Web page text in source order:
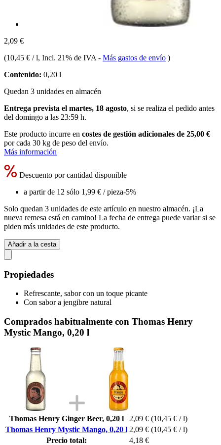
2,09 €
(10,45 € / l, Incl. 21% de IVA - Más gastos de envío )
Contenido: 0,20 l
Quedan 3 unidades en almacén
Entrega prevista el martes, 18 agosto, si se realiza el pedido antes
del domingo a las 23:59 h.
Este producto incurre en costes de gestión adicionales de 25,00 €
por cada 30 kg de peso del envío.
Más información
Descuento por cantidad disponible
a partir de 12 sólo 1,99 € / pieza-5%
Solo quedan 3 unidades de este artículo en nuestro almacén. ¡La
nueva remesa está en camino! La fecha de entrega puede variar si se
piden más unidades de este producto.
Añadir a la cesta
Propiedades
Refrescante, sabor con un toque picante
Con sabor a jengibre natural
Comprados habitualmente con Thomas Henry
Mystic Mango, 0,20 l
Thomas Henry Ginger Beer, 0,20 l 2,09 € (10,45 € / l)
Thomas Henry Mystic Mango, 0,20 l 2,09 € (10,45 € / l)
Precio total:
4,18 €